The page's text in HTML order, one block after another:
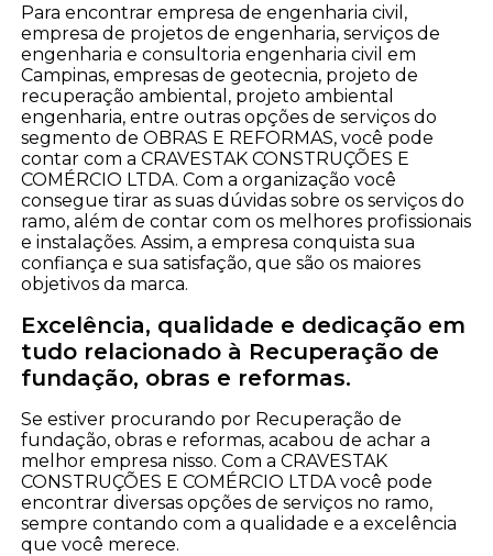
Para encontrar empresa de engenharia civil,
empresa de projetos de engenharia, serviços de
engenharia e consultoria engenharia civil em
Campinas, empresas de geotecnia, projeto de
recuperação ambiental, projeto ambiental
engenharia, entre outras opções de serviços do
segmento de OBRAS E REFORMAS, você pode
contar com a CRAVESTAK CONSTRUÇÕES E
COMÉRCIO LTDA. Com a organização você
consegue tirar as suas dúvidas sobre os serviços do
ramo, além de contar com os melhores profissionais
e instalações. Assim, a empresa conquista sua
confiança e sua satisfação, que são os maiores
objetivos da marca.
Excelência, qualidade e dedicação em
tudo relacionado à Recuperação de
fundação, obras e reformas.
Se estiver procurando por Recuperação de
fundação, obras e reformas, acabou de achar a
melhor empresa nisso. Com a CRAVESTAK
CONSTRUÇÕES E COMÉRCIO LTDA você pode
encontrar diversas opções de serviços no ramo,
sempre contando com a qualidade e a excelência
que você merece.